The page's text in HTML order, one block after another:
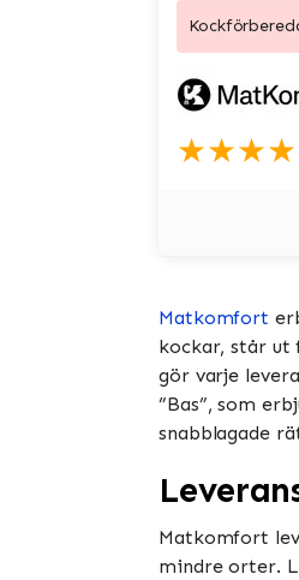
Matkomfort
kockar, står ut
gör varje
”Bas”, som
snabblagade
Matkomfort
mindre orter.